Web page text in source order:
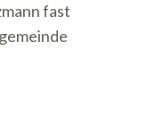
fast